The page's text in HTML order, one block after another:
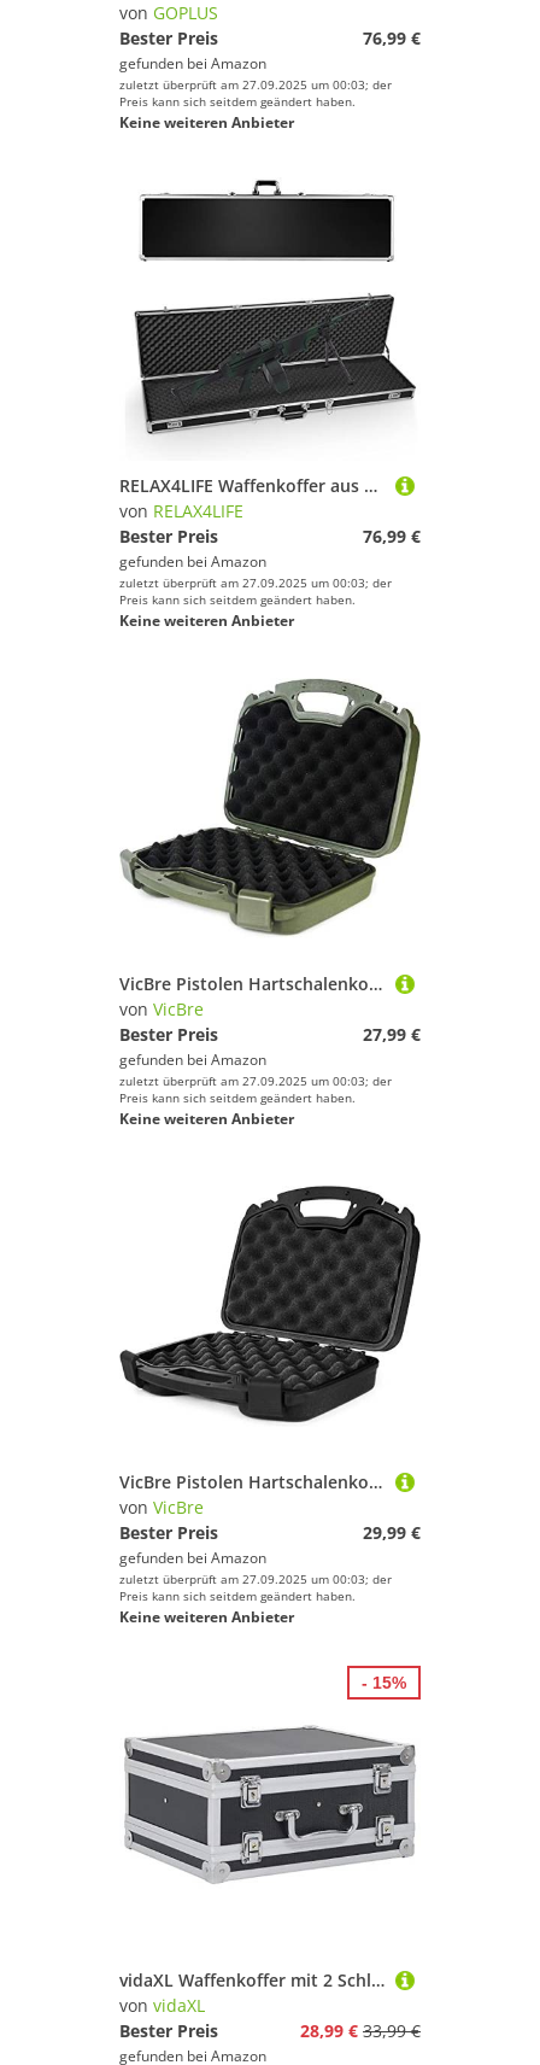
von GOPLUS
Bester Preis
76,99 €
gefunden bei Amazon
zuletzt überprüft am 27.09.2025 um 00:03; der
Preis kann sich seitdem geändert haben.
Keine weiteren Anbieter
RELAX4LIFE Waffenkoffer aus Aluminium, Alukoffer für Schrotflinte, Munitionskoffer Schwammkissen, Gewehrkoffer Zahlenschloss und Vorhängeschloss, Jagdkoffer Abschließbar, Pistolenkoffer (schwarz)
von RELAX4LIFE
Bester Preis
76,99 €
gefunden bei Amazon
zuletzt überprüft am 27.09.2025 um 00:03; der
Preis kann sich seitdem geändert haben.
Keine weiteren Anbieter
VicBre Pistolen Hartschalenkoffer mit Schaumstoff, abschließbare wasserdichte tragbare 2 Handfeuerwaffen Magazin Aufbewahrungsbox für Outdoor Shooting Jagd Schießstand
von VicBre
Bester Preis
27,99 €
gefunden bei Amazon
zuletzt überprüft am 27.09.2025 um 00:03; der
Preis kann sich seitdem geändert haben.
Keine weiteren Anbieter
VicBre Pistolen Hartschalenkoffer mit Schaumstoff, abschließbare wasserdichte tragbare 2 Handfeuerwaffen Magazin Aufbewahrungsbox für Outdoor Shooting Jagd Schießstand
von VicBre
Bester Preis
29,99 €
gefunden bei Amazon
zuletzt überprüft am 27.09.2025 um 00:03; der
Preis kann sich seitdem geändert haben.
Keine weiteren Anbieter
vidaXL Waffenkoffer mit 2 Schlüsseln Gewehrkoffer Pistolenkoffer Jagdkoffer Universalkoffer Alukoffer Aluminium Alu ABS Schwarz 31x26x15,2 cm
von vidaXL
Bester Preis
28,99 € 33,99 €
gefunden bei Amazon
- 15%